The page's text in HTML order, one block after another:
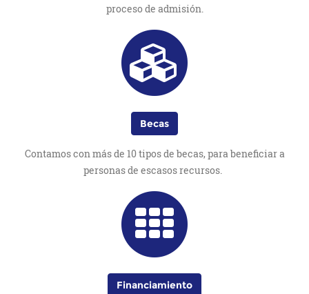
proceso de admisión.
Becas
Contamos con más de 10 tipos de becas, para beneficiar a
personas de escasos recursos.
Financiamiento